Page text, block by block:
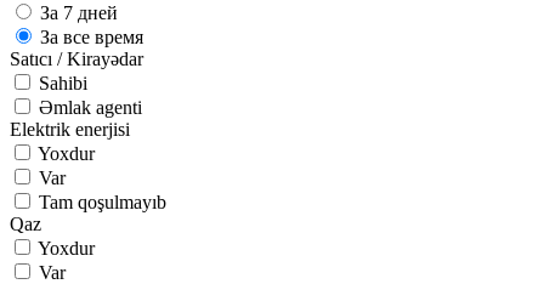
За 7 дней
За все время
Satıcı / Kirayədar
Sahibi
Əmlak agenti
Elektrik enerjisi
Yoxdur
Var
Tam qoşulmayıb
Qaz
Yoxdur
Var